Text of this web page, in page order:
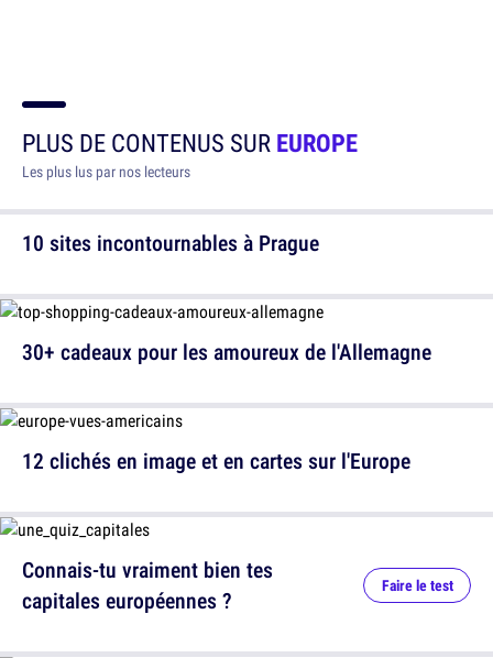
PLUS DE CONTENUS SUREUROPE
Les plus lus par nos lecteurs
10 sites incontournables à Prague
12 clichés en image et en cartes sur l'Europe
30+ cadeaux pour les amoureux de l'Allemagne
Connais-tu vraiment bien tes
capitales européennes ?
Faire le test